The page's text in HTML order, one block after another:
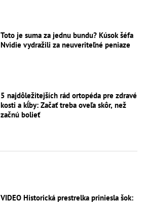
Toto je suma za jednu bundu? Kúsok šéfa
Nvidie vydražili za neuveriteľné peniaze
5 najdôležitejších rád ortopéda pre zdravé
kosti a kĺby: Začať treba oveľa skôr, než
začnú bolieť
VIDEO Historická prestrelka priniesla šok: